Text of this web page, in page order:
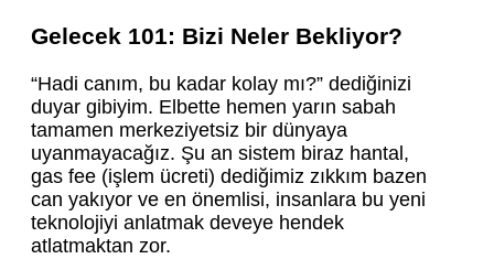
Gelecek 101: Bizi Neler Bekliyor?
“Hadi canım, bu kadar kolay mı?” dediğinizi
duyar gibiyim. Elbette hemen yarın sabah
tamamen merkeziyetsiz bir dünyaya
uyanmayacağız. Şu an sistem biraz hantal,
gas fee (işlem ücreti) dediğimiz zıkkım bazen
can yakıyor ve en önemlisi, insanlara bu yeni
teknolojiyi anlatmak deveye hendek
atlatmaktan zor.